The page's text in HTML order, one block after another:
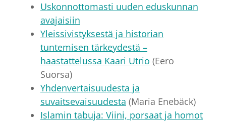
Uskonnottomasti uuden eduskunnan
avajaisiin
Yleissivistyksestä ja historian
tuntemisen tärkeydestä –
haastattelussa Kaari Utrio (Eero
Suorsa)
Yhdenvertaisuudesta ja
suvaitsevaisuudesta (Maria Enebäck)
Islamin tabuja: Viini, porsaat ja homot